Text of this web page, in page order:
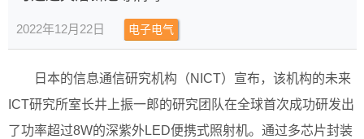
2022年12月22日 电子电气
日本的信息通信研究机构（NICT）宣布，该机构的未来
ICT研究所室长井上振一郎的研究团队在全球首次成功研发出
了功率超过8W的深紫外LED便携式照射机。通过多芯片封装